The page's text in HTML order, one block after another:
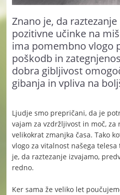
Znano je, da
pozitivne učinke na
ima pomembno vlogo
poškodb in
dobra gibljivost
gibanja in vpliva na
Ljudje smo prepričani, da je
vajam za vzdržljivost in moč, za
velikokrat zmanjka časa. Tako
vlogo za vitalnost našega
je, da raztezanje izvajamo,
redno.
Ker sama že veliko let